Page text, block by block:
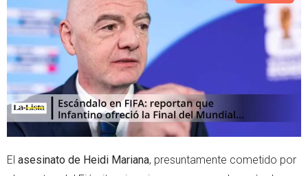
e
r
a
p
p
El asesinato de Heidi Mariana, presuntamente cometido por